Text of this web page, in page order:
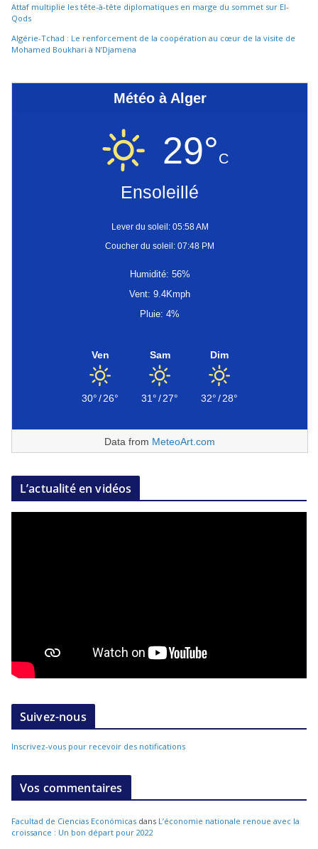
Attaf multiplie les tête-à-tête diplomatiques en marge du sommet sur El-
Qods
Algérie-Tchad : Le renforcement de la coopération au cœur de la visite de
Mohamed Boukhari à N’Djamena
Météo à Alger
29°C
Ensoleillé
Lever du soleil: 05:58 AM
Coucher du soleil: 07:48 PM
Humidité: 56%
Vent: 9.4Kmph
Pluie: 4%
Ven
30°/26°
Sam
31°/27°
Dim
32°/28°
Data from MeteoArt.com
L’actualité en vidéos
Suivez-nous
Inscrivez-vous pour recevoir des notifications
Vos commentaires
Facultad de Ciencias Económicas dans L’économie nationale renoue avec la
croissance : Un bon départ pour 2022